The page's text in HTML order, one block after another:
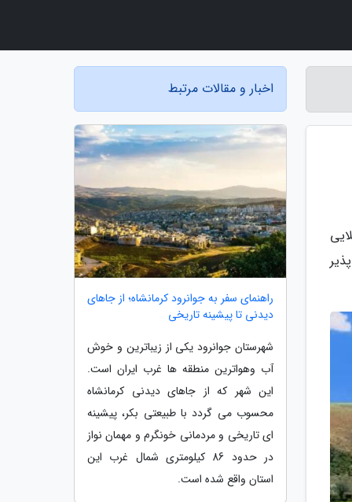
اخبار و مقالات مرتبط
راهنمای سفر به جوانرود کرمانشاه؛ از جاهای
دیدنی تا پیشینه تاریخی
شهرستان جوانرود یکی از زیباترین و خوش
آب وهواترین منطقه ها غرب ایران است.
این شهر که از جاهای دیدنی کرمانشاه
محسوب می گردد با طبیعتی بکر، پیشینه
ای تاریخی و مردمانی خونگرم و مهمان نواز
در حدود 86 کیلومتری شمال غرب این
استان واقع شده است.